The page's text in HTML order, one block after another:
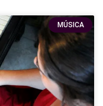
MÚSICA